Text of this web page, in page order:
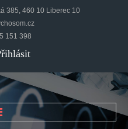
385, 460 10 Liberec 10
151 398